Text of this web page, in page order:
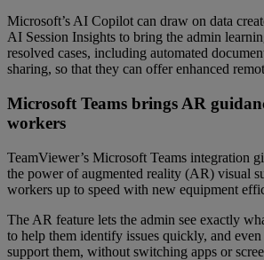
Microsoft’s AI Copilot can draw on data
AI Session Insights to bring the admin
resolved cases, including automated
sharing, so that they can offer enhanced
Microsoft Teams brings AR
workers
TeamViewer’s Microsoft Teams integration
the power of augmented reality (AR) visual
workers up to speed with new equipment
The AR feature lets the admin see exactly
to help them identify issues quickly, and
support them, without switching apps or